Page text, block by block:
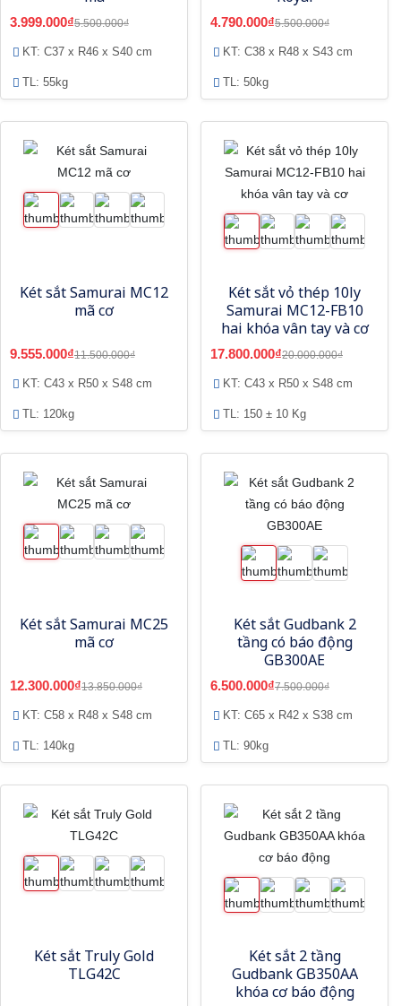
3.999.000₫5.500.000₫
KT: C37 x R46 x S40 cm
TL: 55kg
4.790.000₫5.500.000₫
KT: C38 x R48 x S43 cm
TL: 50kg
Két sắt Samurai MC12
mã cơ
9.555.000₫11.500.000₫
KT: C43 x R50 x S48 cm
TL: 120kg
Két sắt vỏ thép 10ly
Samurai MC12-FB10
hai khóa vân tay và cơ
17.800.000₫20.000.000₫
KT: C43 x R50 x S48 cm
TL: 150 ± 10 Kg
Két sắt Samurai MC25
mã cơ
12.300.000₫13.850.000₫
KT: C58 x R48 x S48 cm
TL: 140kg
Két sắt Gudbank 2
tầng có báo động
GB300AE
6.500.000₫7.500.000₫
KT: C65 x R42 x S38 cm
TL: 90kg
Két sắt Truly Gold
TLG42C
Két sắt 2 tầng
Gudbank GB350AA
khóa cơ báo động